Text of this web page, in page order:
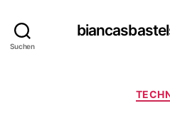
Suchen